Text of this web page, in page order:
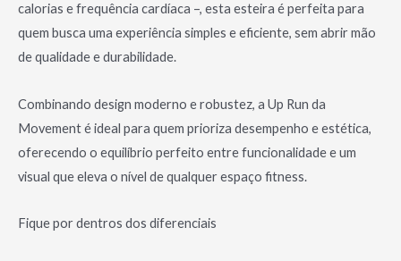
calorias e frequência cardíaca –, esta esteira é perfeita para
quem busca uma experiência simples e eficiente, sem abrir mão
de qualidade e durabilidade.
Combinando design moderno e robustez, a Up Run da
Movement é ideal para quem prioriza desempenho e estética,
oferecendo o equilíbrio perfeito entre funcionalidade e um
visual que eleva o nível de qualquer espaço fitness.
Fique por dentros dos diferenciais